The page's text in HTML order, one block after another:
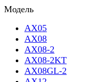
Модель
AX05
AX08
AX08-2
AX08-2KT
AX08GL-2